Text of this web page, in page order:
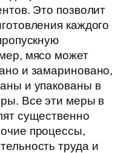
Это позволит
каждого
мясо может
и замариновано,
и упакованы в
Все эти меры в
существенно
процессы,
труда и